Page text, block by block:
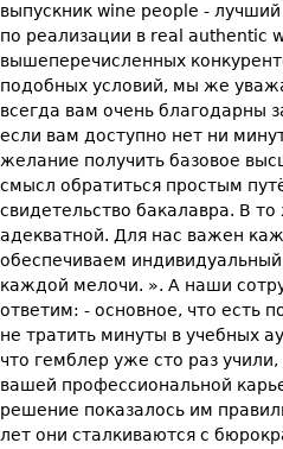
выпускник wine people -
по реализации в real authentic
вышеперечисленных
подобных условий, мы же
всегда вам очень благодарны
если вам доступно нет ни
желание получить базовое
смысл обратиться простым
свидетельство бакалавра. В
адекватной. Для нас важен
обеспечиваем
каждой мелочи. ». А наши
ответим: - основное, что есть
не тратить минуты в учебных
что гемблер уже сто раз
вашей профессиональной
решение показалось им
лет они сталкиваются с